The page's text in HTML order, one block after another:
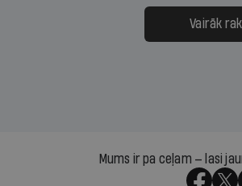
samaksāt augstos procentus,
kas jāpārskaita jau trīs dienas
pirms nākamās sapulces
Vairāk
Mums ir pa ceļam — lasi